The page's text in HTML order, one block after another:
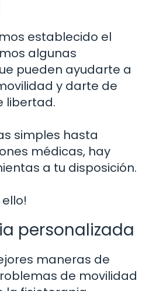
establecido el
algunas
pueden ayudarte a
y darte de
libertad.
simples hasta
médicas, hay
a tu disposición.
personalizada
maneras de
de movilidad